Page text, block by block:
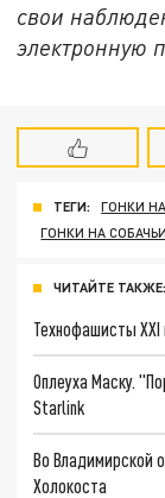
свои
электронную
ТЕГИ: ГОНКИ
ГОНКИ НА
ЧИТАЙТЕ ТАКЖЕ:
Технофашисты XXI
Оплеуха Маску.
Starlink
Во Владимирской
Холокоста